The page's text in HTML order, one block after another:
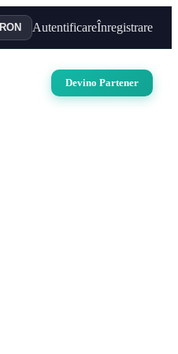
RON AutentificareÎnregistrare
Devino Partener